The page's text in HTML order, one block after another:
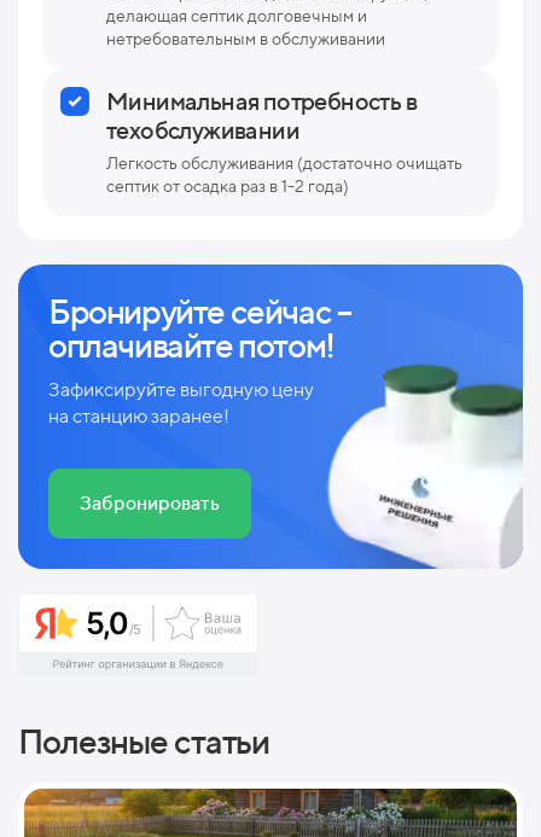
делающая септик долговечным и
нетребовательным в обслуживании
Минимальная потребность в
техобслуживании
Легкость обслуживания (достаточно очищать
септик от осадка раз в 1-2 года)
Бронируйте сейчас –
оплачивайте потом!
Зафиксируйте выгодную цену
на станцию заранее!
Забронировать
Полезные статьи